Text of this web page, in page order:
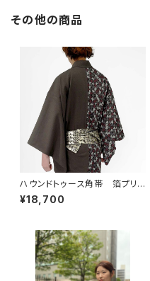
その他の商品
ハウンドトゥース角帯 箔プリン
ト デニム ブラック
¥18,700